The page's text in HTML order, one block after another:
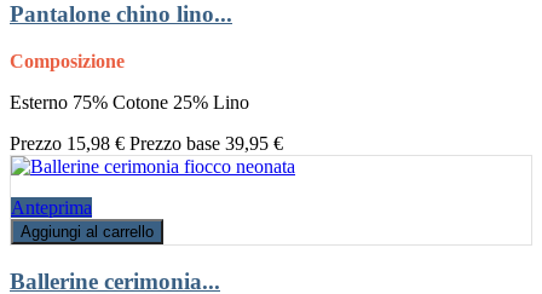
Pantalone chino lino...
Composizione
Esterno 75% Cotone 25% Lino
Prezzo 15,98 € Prezzo base 39,95 €
Anteprima
Aggiungi al carrello
Ballerine cerimonia...